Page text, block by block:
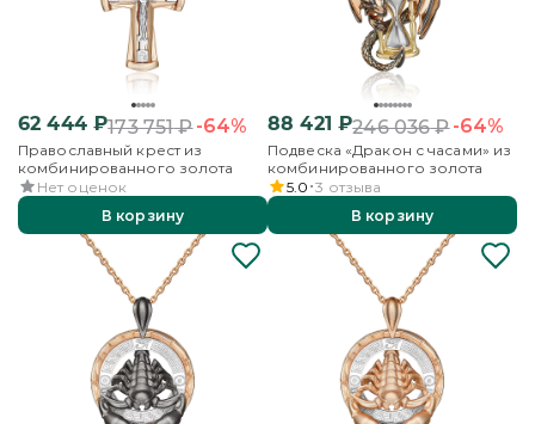
62 444₽173 751₽-64%
Православный крест из
комбинированного золота
Нет оценок
В корзину
88 421 ₽246 036₽-64%
Подвеска «Дракон с часами» из
комбинированного золота
5.0 3 отзыва
В корзину